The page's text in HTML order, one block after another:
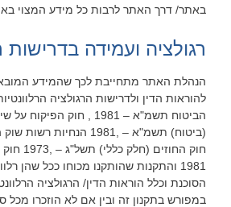
באתר/ דרך האתר לרבות כל מידע המצוי
רגולציה ועמידה בדרישות
הנהלת האתר מתחייבת לכך שהמידע
להוראות הדין ולדרישות הרגולציה
הביטוח תשמ"א – 1981 , חוק
(ביטוח) תשמ"א – ,1981
חוק
1981 והתקנות שהותקנו מכוחו ככל שהן
הסוכנת וכלל הוראות הדין/ הרגולציה
במפורש בתקנון זה ובין אם לא הוזכרו מכל